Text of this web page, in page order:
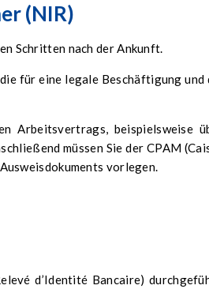
(NIR)
Schritten nach der Ankunft.
für eine legale Beschäftigung und
Arbeitsvertrags, beispielsweise
müssen Sie der CPAM
vorlegen.
d’Identité Bancaire)